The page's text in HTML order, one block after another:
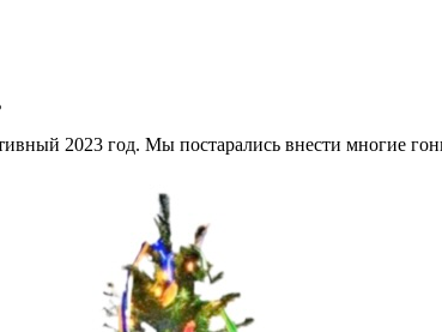
2023 год. Мы постарались внести многие